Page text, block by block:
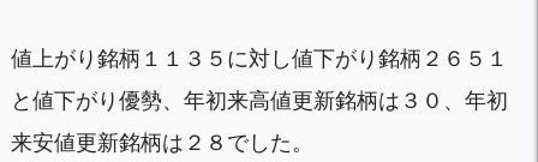
値上がり銘柄１１３５に対し値下がり銘柄２６５１
と値下がり優勢、年初来高値更新銘柄は３０、年初
来安値更新銘柄は２８でした。